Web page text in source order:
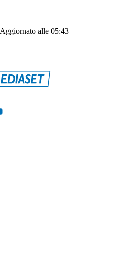
Aggiornato alle 05:43